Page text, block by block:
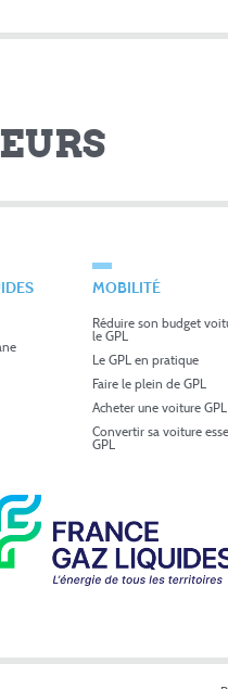
MOBILITÉ
Réduire son budget
le GPL
Le GPL en pratique
Faire le plein de GPL
Acheter une voiture
Convertir sa voiture
GPL